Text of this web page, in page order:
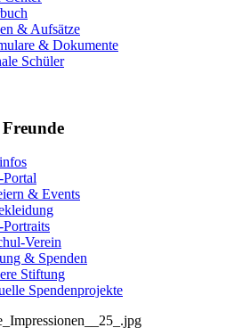
& Aufsätze
& Dokumente
Schüler
& Events
Verein
& Spenden
Stiftung
Spendenprojekte